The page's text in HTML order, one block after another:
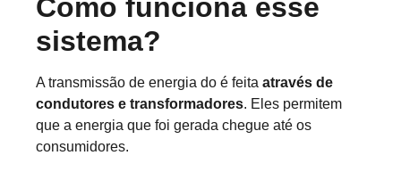
Como funciona esse
sistema?
A transmissão de energia do é feita através de
condutores e transformadores. Eles permitem
que a energia que foi gerada chegue até os
consumidores.